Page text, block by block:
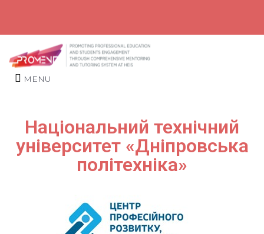
MENU
Національний технічний
університет «Дніпровська
політехніка»